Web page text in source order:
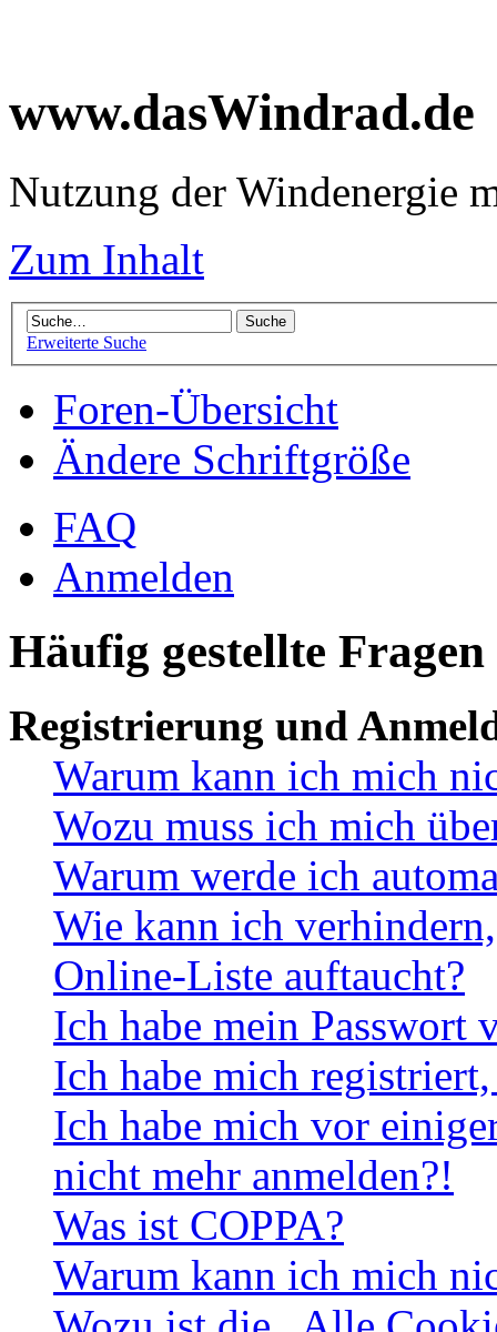
www.dasWindrad.de
Nutzung der Windenergie
Zum Inhalt
Erweiterte Suche
Foren-Übersicht
Ändere Schriftgröße
FAQ
Anmelden
Häufig gestellte Fragen
Registrierung und
Warum kann ich mich
Wozu muss ich mich
Warum werde ich
Wie kann ich
Online-Liste auftaucht?
Ich habe mein Passwort
Ich habe mich
Ich habe mich vor
nicht mehr anmelden?!
Was ist COPPA?
Warum kann ich mich